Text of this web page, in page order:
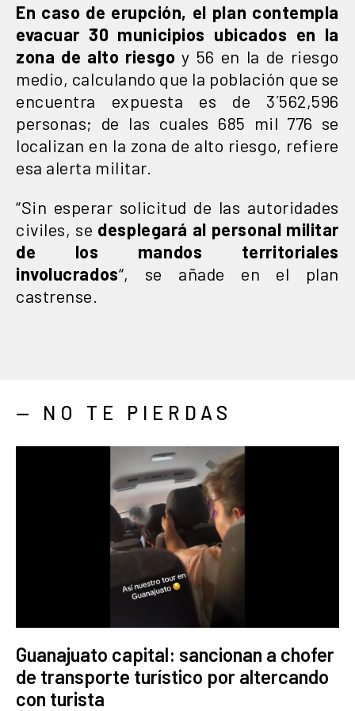
En caso de erupción, el plan contempla
evacuar 30 municipios ubicados en la
zona de alto riesgo y 56 en la de riesgo
medio, calculando que la población que se
encuentra expuesta es de 3´562,596
personas; de las cuales 685 mil 776 se
localizan en la zona de alto riesgo, refiere
esa alerta militar.
“Sin esperar solicitud de las autoridades
civiles, se desplegará al personal militar
de los mandos territoriales
involucrados“, se añade en el plan
castrense.
— NO TE PIERDAS
Guanajuato capital: sancionan a chofer
de transporte turístico por altercando
con turista